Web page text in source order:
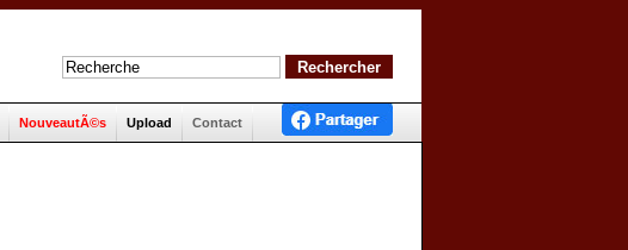
NouveautÃ©s Upload Contact